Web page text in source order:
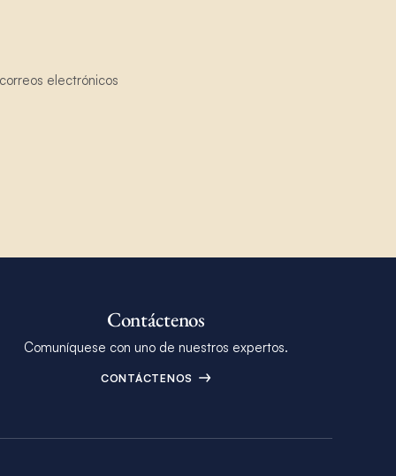
electrónicos
Contáctenos
Comuníquese con uno de nuestros expertos.
CONTÁCTENOS